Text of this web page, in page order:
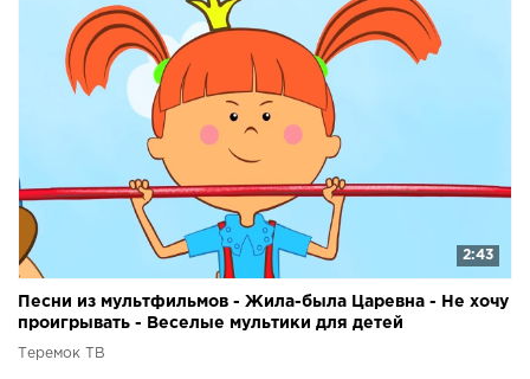
2:43
Песни из мультфильмов - Жила-была Царевна - Не хочу
проигрывать - Веселые мультики для детей
Теремок ТВ